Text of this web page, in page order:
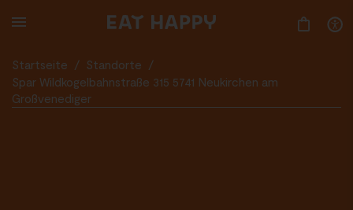
TO
Startseite / Standorte
/
Spar Wildkogelbahnstraße 315 5741 Neukirchen am
Großvenediger